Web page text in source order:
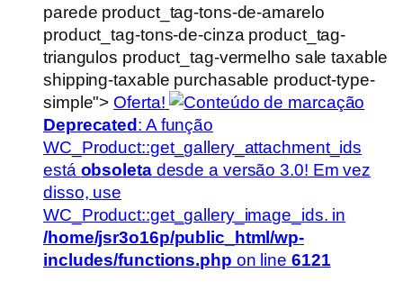
parede product_tag-tons-de-amarelo
product_tag-tons-de-cinza product_tag-
triangulos product_tag-vermelho sale taxable
shipping-taxable purchasable product-type-
simple"> Oferta!
Deprecated : A função
WC_Product::get_gallery_attachment_ids
está obsoletadesde a versão 3.0! Em vez
disso, use
WC_Product::get_gallery_image_ids. in
/home/jsr3o16p/public_html/wp-
includes/functions.php on line 6121